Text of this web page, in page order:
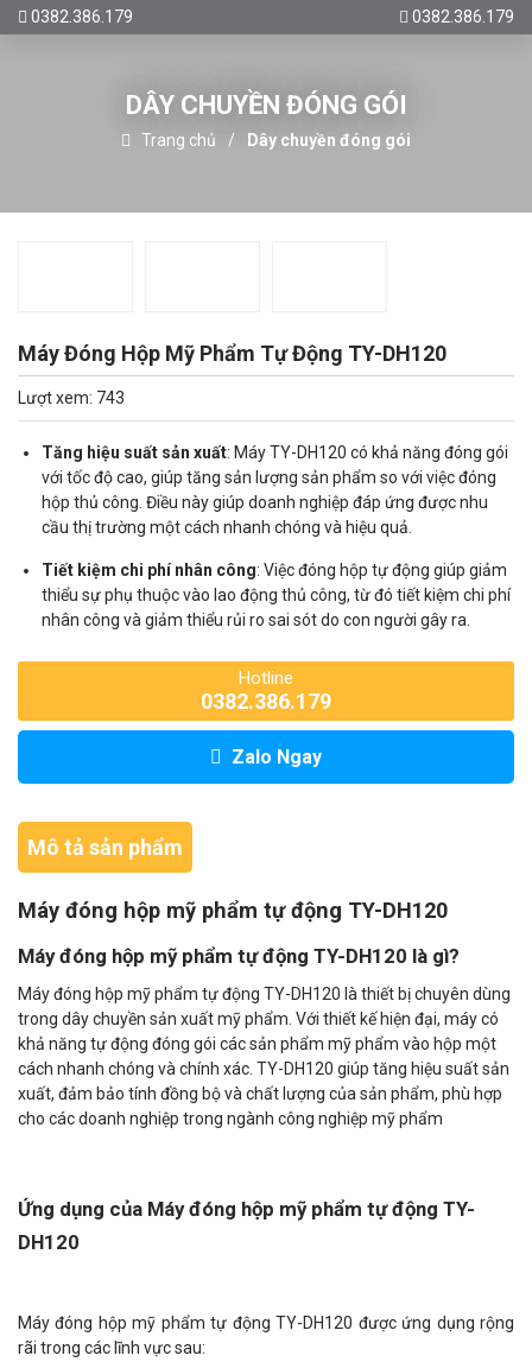
0382.386.179 0382.386.179
DÂY CHUYỀN ĐÓNG GÓI
Trang chủ Dây chuyền đóng gói
Máy Đóng Hộp Mỹ Phẩm Tự Động TY-DH120
Lượt xem: 743
Tăng hiệu suất sản xuất: Máy TY-DH120 có khả năng đóng gói
với tốc độ cao, giúp tăng sản lượng sản phẩm so với việc đóng
hộp thủ công. Điều này giúp doanh nghiệp đáp ứng được nhu
cầu thị trường một cách nhanh chóng và hiệu quả.
Tiết kiệm chi phí nhân công: Việc đóng hộp tự động giúp giảm
thiểu sự phụ thuộc vào lao động thủ công, từ đó tiết kiệm chi phí
nhân công và giảm thiểu rủi ro sai sót do con người gây ra.
Hotline
0382.386.179
Zalo Ngay
Mô tả sản phẩm
Máy đóng hộp mỹ phẩm tự động TY-DH120
Máy đóng hộp mỹ phẩm tự động TY-DH120 là gì?
Máy đóng hộp mỹ phẩm tự động TY-DH120 là thiết bị chuyên dùng
trong dây chuyền sản xuất mỹ phẩm. Với thiết kế hiện đại, máy có
khả năng tự động đóng gói các sản phẩm mỹ phẩm vào hộp một
cách nhanh chóng và chính xác. TY-DH120 giúp tăng hiệu suất sản
xuất, đảm bảo tính đồng bộ và chất lượng của sản phẩm, phù hợp
cho các doanh nghiệp trong ngành công nghiệp mỹ phẩm
Ứng dụng của Máy đóng hộp mỹ phẩm tự động TY-
DH120
Máy đóng hộp mỹ phẩm tự động TY-DH120 được ứng dụng rộng
rãi trong các lĩnh vực sau: